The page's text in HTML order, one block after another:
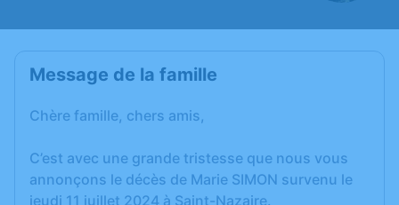
Message de la famille
Chère famille, chers amis,
C’est avec une grande tristesse que nous vous
annonçons le décès de Marie SIMON survenu le
jeudi 11 juillet 2024 à Saint-Nazaire.